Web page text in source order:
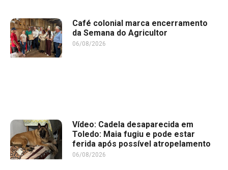
Café colonial marca encerramento
da Semana do Agricultor
06/08/2026
Vídeo: Cadela desaparecida em
Toledo: Maia fugiu e pode estar
ferida após possível atropelamento
06/08/2026